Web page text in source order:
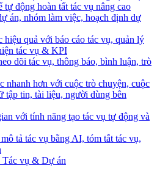
động hoàn tất tác vụ nâng cao
án, nhóm làm việc, hoạch định dự
hiệu quả với báo cáo tác vụ, quản lý
tác vụ & KPI
dõi tác vụ, thông báo, bình luận, trò
nhanh hơn với cuộc trò chuyện, cuộc
tập tin, tài liệu, người dùng bên
với tính năng tạo tác vụ tự động và
tả tác vụ bằng AI, tóm tắt tác vụ,
Tác vụ & Dự án